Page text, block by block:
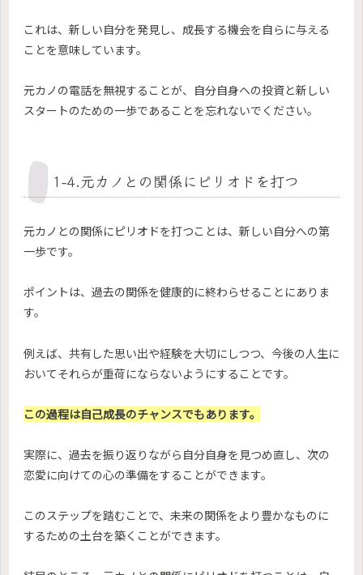
これは、新しい自分を発見し、成長する機会を自らに与える
ことを意味しています。
元カノの電話を無視することが、自分自身への投資と新しい
スタートのための一歩であることを忘れないでください。
1-4.元カノとの関係にピリオドを打つ
元カノとの関係にピリオドを打つことは、新しい自分への第
一歩です。
ポイントは、過去の関係を健康的に終わらせることにありま
す。
例えば、共有した思い出や経験を大切にしつつ、今後の人生に
おいてそれらが重荷にならないようにすることです。
この過程は自己成長のチャンスでもあります。
実際に、過去を振り返りながら自分自身を見つめ直し、次の
恋愛に向けての心の準備をすることができます。
このステップを踏むことで、未来の関係をより豊かなものに
するための土台を築くことができます。